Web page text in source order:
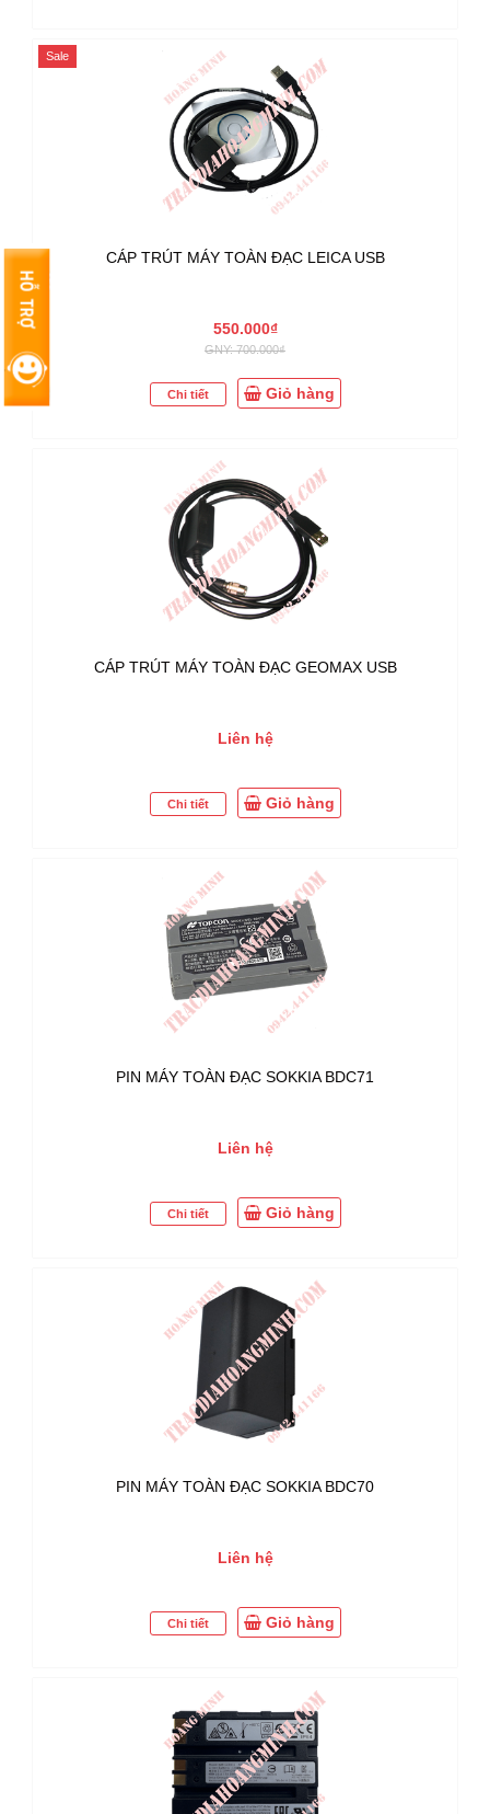
Sale
CÁP TRÚT MÁY TOÀN ĐẠC LEICA USB
550.000₫
GNY: 700.000₫
Chi tiết Giỏ hàng
CÁP TRÚT MÁY TOÀN ĐẠC GEOMAX USB
Liên hệ
Chi tiết Giỏ hàng
PIN MÁY TOÀN ĐẠC SOKKIA BDC71
Liên hệ
Chi tiết Giỏ hàng
PIN MÁY TOÀN ĐẠC SOKKIA BDC70
Liên hệ
Chi tiết Giỏ hàng